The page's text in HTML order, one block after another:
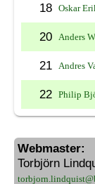
18 Oskar
20 Anders
21 Andres
22 Philip
Webmaster:
Torbjörn